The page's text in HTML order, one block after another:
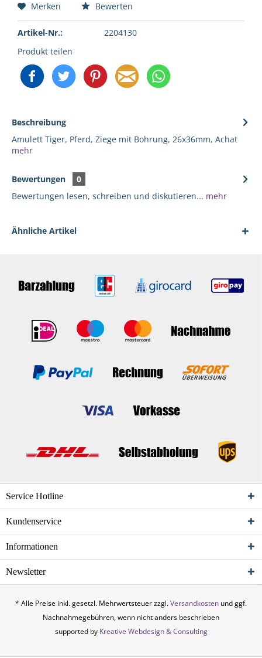
Merken Bewerten
Artikel-Nr.:
2204130
Produkt teilen
Beschreibung
Amulett Tiger, Pferd, Ziege mit Bohrung, 26x36mm, Achat
mehr
Bewertungen
0
Bewertungen lesen, schreiben und diskutieren... mehr
Ähnliche Artikel
Service Hotline
Kundenservice
Informationen
Newsletter
* Alle Preise inkl. gesetzl. Mehrwertsteuer zzgl.Versandkosten und ggf.
Nachnahmegebühren, wenn nicht anders beschrieben
supported by Kreative Webdesign & Consulting